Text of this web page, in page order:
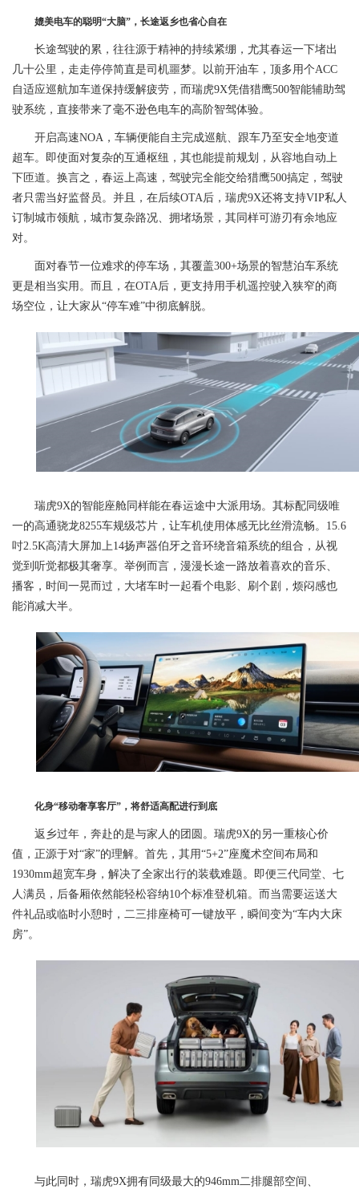
媲美电车的聪明“大脑”，长途返乡也省心自在
长途驾驶的累，往往源于精神的持续紧绷，尤其春运一下堵出
几十公里，走走停停简直是司机噩梦。以前开油车，顶多用个ACC
自适应巡航加车道保持缓解疲劳，而瑞虎9X凭借猎鹰500智能辅助驾
驶系统，直接带来了毫不逊色电车的高阶智驾体验。
开启高速NOA，车辆便能自主完成巡航、跟车乃至安全地变道
超车。即使面对复杂的互通枢纽，其也能提前规划，从容地自动上
下匝道。换言之，春运上高速，驾驶完全能交给猎鹰500搞定，驾驶
者只需当好监督员。并且，在后续OTA后，瑞虎9X还将支持VIP私人
订制城市领航，城市复杂路况、拥堵场景，其同样可游刃有余地应
对。
面对春节一位难求的停车场，其覆盖300+场景的智慧泊车系统
更是相当实用。而且，在OTA后，更支持用手机遥控驶入狭窄的商
场空位，让大家从“停车难”中彻底解脱。
瑞虎9X的智能座舱同样能在春运途中大派用场。其标配同级唯
一的高通骁龙8255车规级芯片，让车机使用体感无比丝滑流畅。15.6
吋2.5K高清大屏加上14扬声器伯牙之音环绕音箱系统的组合，从视
觉到听觉都极其奢享。举例而言，漫漫长途一路放着喜欢的音乐、
播客，时间一晃而过，大堵车时一起看个电影、刷个剧，烦闷感也
能消减大半。
化身“移动奢享客厅”，将舒适高配进行到底
返乡过年，奔赴的是与家人的团圆。瑞虎9X的另一重核心价
值，正源于对“家”的理解。首先，其用“5+2”座魔术空间布局和
1930mm超宽车身，解决了全家出行的装载难题。即便三代同堂、七
人满员，后备厢依然能轻松容纳10个标准登机箱。而当需要运送大
件礼品或临时小憩时，二三排座椅可一键放平，瞬间变为“车内大床
房”。
与此同时，瑞虎9X拥有同级最大的946mm二排腿部空间、